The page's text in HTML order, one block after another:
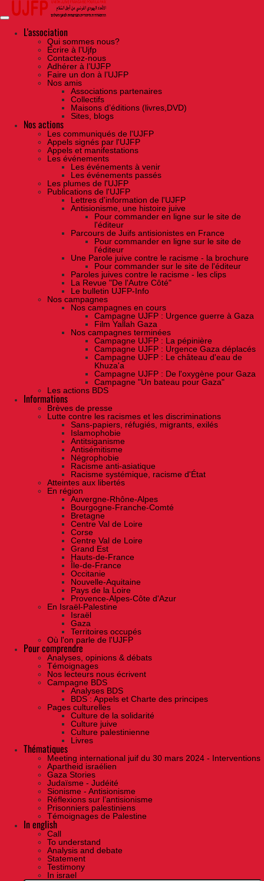
Skip
the
contentL'association
Qui sommes nous?
Ecrire à l’Ujfp
Contactez-nous
Adhérer à l’UJFP
Faire un don à l’UJFP
Nos amis
Associations partenaires
Collectifs
Maisons d’éditions (livres,DVD)
Sites, blogs
Nos actions
Les communiqués de l'UJFP
Appels signés par l'UJFP
Appels et manifestations
Les événements
Les événements à venir
Les événements passés
Les plumes de l'UJFP
Publications de l'UJFP
Lettres d'information de l'UJFP
Antisionisme, une histoire juive
Pour commander en ligne sur le site de
l'éditeur
Parcours de Juifs antisionistes en France
Pour commander en ligne sur le site de
l'éditeur
Une Parole juive contre le racisme - la brochure
Pour commander sur le site de l'éditeur
Paroles juives contre le racisme - les clips
La Revue "De l'Autre Côté"
Le bulletin UJFP-Info
Nos campagnes
Nos campagnes en cours
Campagne UJFP : Urgence guerre à Gaza
Film Yallah Gaza
Nos campagnes terminées
Campagne UJFP : La pépinière
Campagne UJFP : Urgence Gaza déplacés
Campagne UJFP : Le château d'eau de
Khuza'a
Campagne UJFP : De l'oxygène pour Gaza
Campagne "Un bateau pour Gaza"
Les actions BDS
Informations
Brèves de presse
Lutte contre les racismes et les discriminations
Sans-papiers, réfugiés, migrants, exilés
Islamophobie
Antitsiganisme
Antisémitisme
Négrophobie
Racisme anti-asiatique
Racisme systémique, racisme d'État
Atteintes aux libertés
En région
Auvergne-Rhône-Alpes
Bourgogne-Franche-Comté
Bretagne
Centre Val de Loire
Corse
Centre Val de Loire
Grand Est
Hauts-de-France
Île-de-France
Occitanie
Nouvelle-Aquitaine
Pays de la Loire
Provence-Alpes-Côte d'Azur
En Israël-Palestine
Israël
Gaza
Territoires occupés
Où l'on parle de l'UJFP
Pour comprendre
Analyses, opinions & débats
Témoignages
Nos lecteurs nous écrivent
Campagne BDS
Analyses BDS
BDS : Appels et Charte des principes
Pages culturelles
Culture de la solidarité
Culture juive
Culture palestinienne
Livres
Thématiques
Meeting international juif du 30 mars 2024 - Interventions
Apartheid israélien
Gaza Stories
Judaïsme - Judéité
Sionisme - Antisionisme
Réflexions sur l’antisionisme
Prisonniers palestiniens
Témoignages de Palestine
In english
Call
To understand
Analysis and debate
Statement
Testimony
In israel